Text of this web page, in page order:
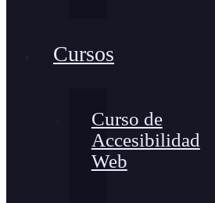
Cursos
Curso de
Accesibilidad
Web